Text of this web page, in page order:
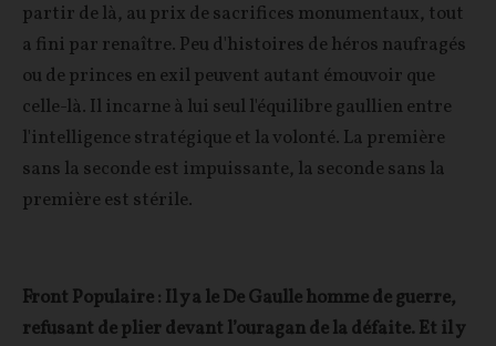
partir de là, au prix de sacrifices monumentaux, tout
a fini par renaître. Peu d'histoires de héros naufragés
ou de princes en exil peuvent autant émouvoir que
celle-là. Il incarne à lui seul l'équilibre gaullien entre
l'intelligence stratégique et la volonté. La première
sans la seconde est impuissante, la seconde sans la
première est stérile.
Front Populaire : Il y a le De Gaulle homme de guerre,
refusant de plier devant l’ouragan de la défaite. Et il y